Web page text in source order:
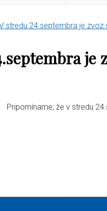
stredu 24.septembra je zvoz
je
Pripomíname, že v stredu